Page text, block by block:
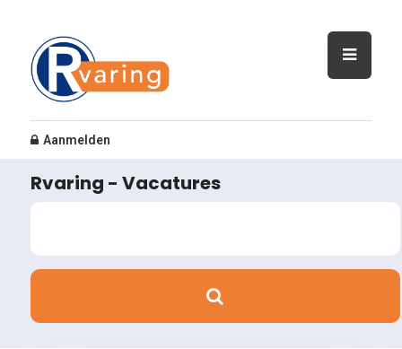
Aanmelden
Rvaring - Vacatures